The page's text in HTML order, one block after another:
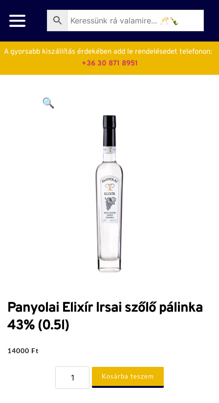
+36 30 871 8951
🔍
Panyolai Elixír Irsai szőlő pálinka
43% (0.5l)
14000 Ft
Panyolai
Elixír
Kosárba teszem